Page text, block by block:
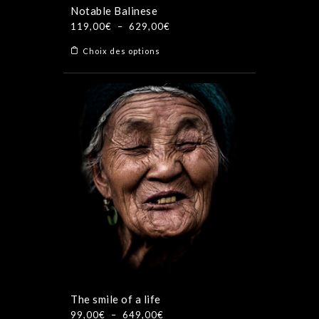
Notable Balinese
119,00€ – 629,00€
119,00€
à
629,00€
Choix des options
a
plusieurs
variations.
Les
options
peuvent
être
choisies
sur
la
The smile of a life
99,00€ – 649,00€